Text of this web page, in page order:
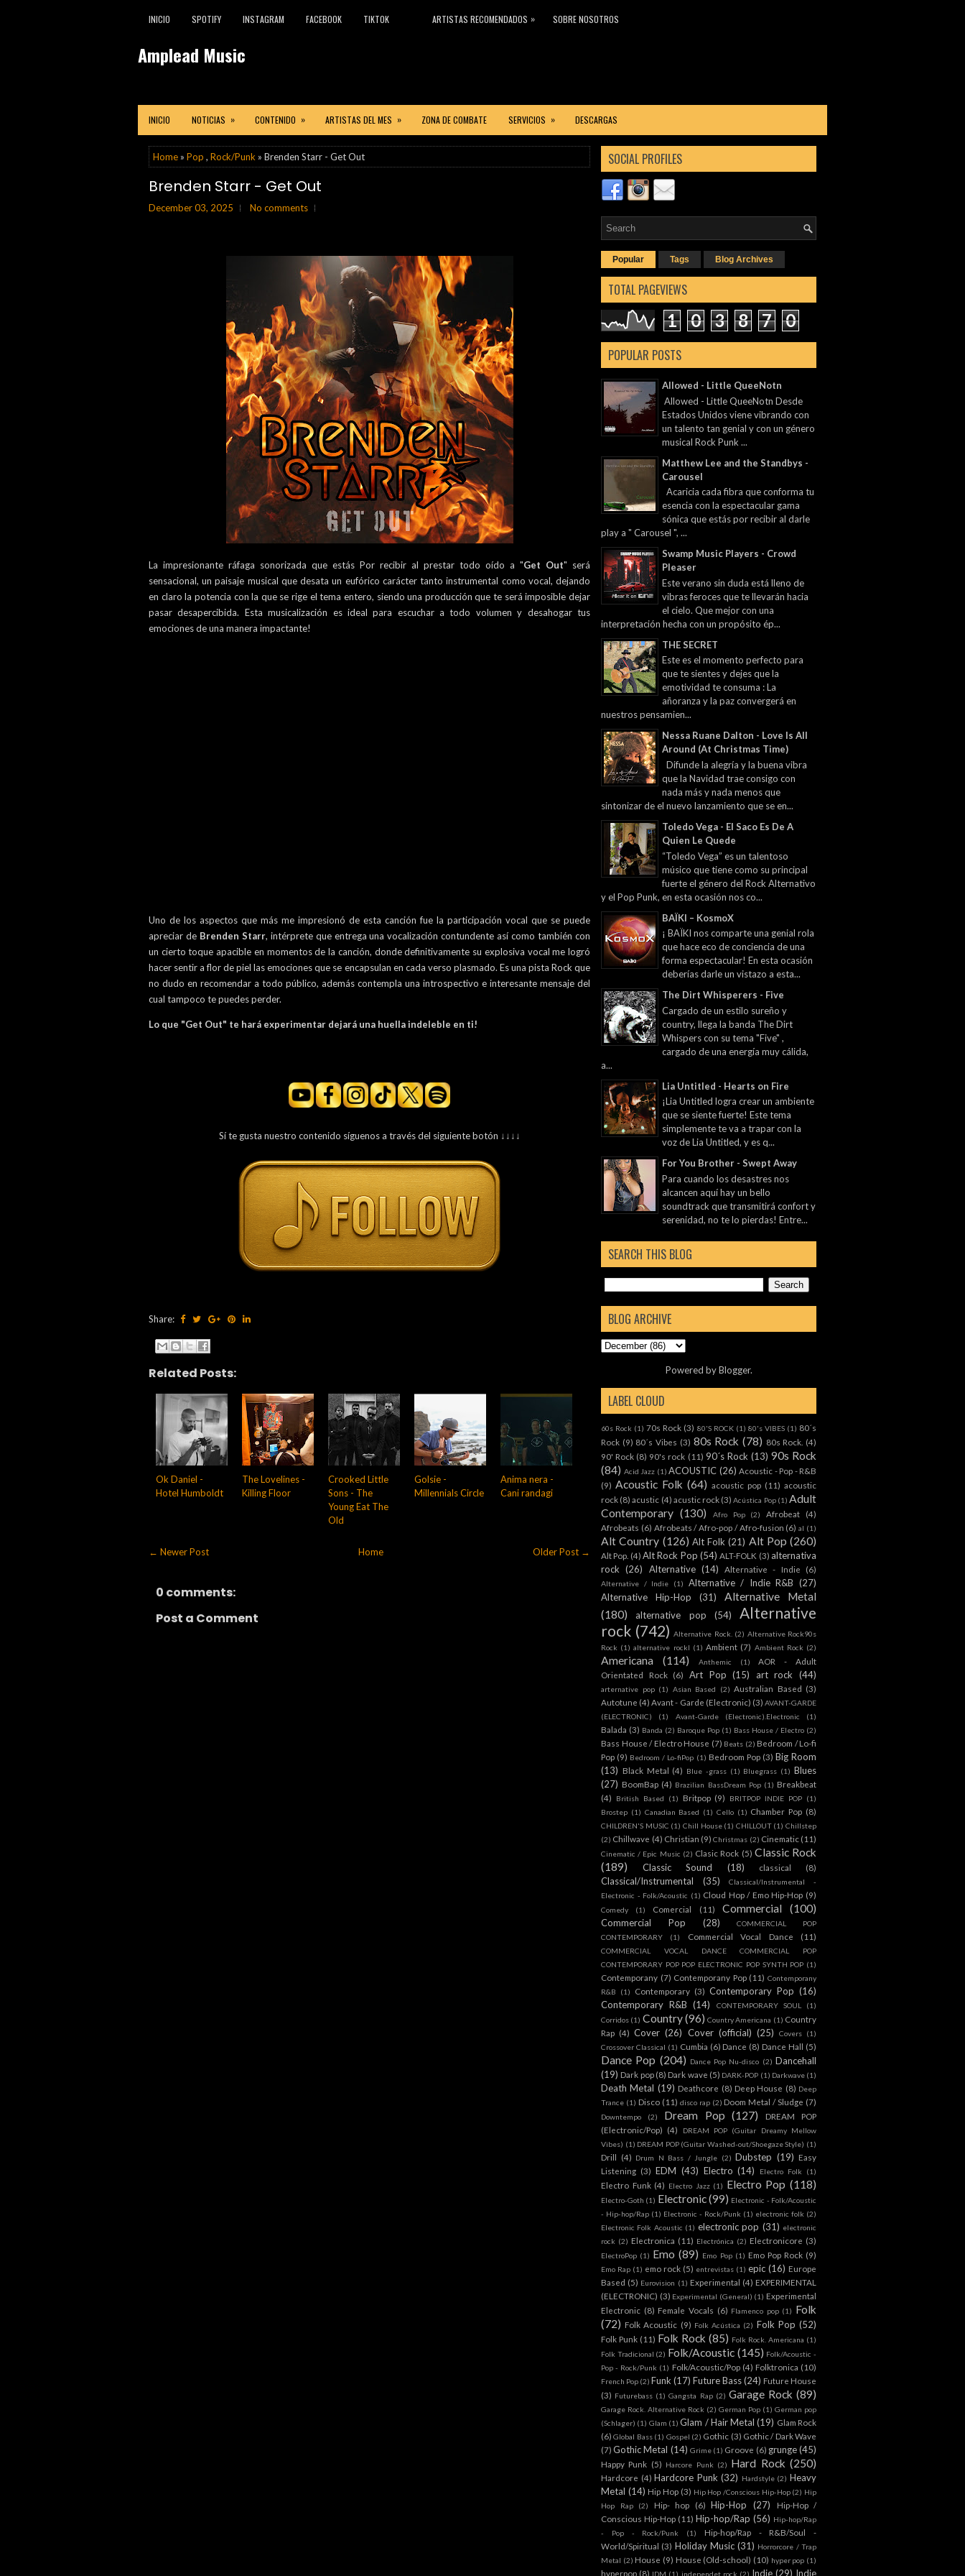
INICIO SPOTIFY INSTAGRAM FACEBOOK TIKTOK ARTISTAS RECOMENDADOS » SOBRE NOSOTROS
Amplead Music
INICIO NOTICIAS » CONTENIDO » ARTISTAS DEL MES » ZONA DE COMBATE SERVICIOS » DESCARGAS
Home » Pop , Rock/Punk » Brenden Starr - Get Out
Brenden Starr - Get Out
December 03, 2025 No comments
La impresionante ráfaga sonorizada que estás Por recibir al prestar todo oído a "Get Out" será
sensacional, un paisaje musical que desata un eufórico carácter tanto instrumental como vocal, dejando
en claro la potencia con la que se rige el tema entero, siendo una producción que te será imposible dejar
pasar desapercibida. Esta musicalización es ideal para escuchar a todo volumen y desahogar tus
emociones de una manera impactante!
Uno de los aspectos que más me impresionó de esta canción fue la participación vocal que se puede
apreciar de Brenden Starr, intérprete que entrega una vocalización contundente así como también con
un cierto toque apacible en momentos de la canción, donde definitivamente su explosiva vocal me logró
hacer sentir a flor de piel las emociones que se encapsulan en cada verso plasmado. Es una pista Rock que
no dudo en recomendar a todo público, además contempla una introspectivo e interesante mensaje del
cual tampoco te puedes perder.
Lo que "Get Out" te hará experimentar dejará una huella indeleble en ti!
Sí te gusta nuestro contenido síguenos a través del siguiente botón ↓↓↓↓
Share:
Related Posts:
Ok Daniel -
Hotel Humboldt
The Lovelines -
Killing Floor
Crooked Little
Sons - The
Young Eat The
Old
Golsie -
Millennials Circle
Anima nera -
Cani randagi
← Newer Post Older Post →
Home
0 comments:
Post a Comment
SOCIAL PROFILES
Popular Tags Blog Archives
TOTAL PAGEVIEWS
1 0 3 8 7 0
POPULAR POSTS
Allowed - Little QueeNotn
Allowed - Little QueeNotn Desde
Estados Unidos viene vibrando con
un talento tan genial y con un género
musical Rock Punk ...
Matthew Lee and the Standbys -
Carousel
Acaricia cada fibra que conforma tu
esencia con la espectacular gama
sónica que estás por recibir al darle
play a " Carousel ", ...
Swamp Music Players - Crowd
Pleaser
Este verano sin duda está lleno de
vibras feroces que te llevarán hacia
el cielo. Que mejor con una
interpretación hecha con un propósito ép...
THE SECRET
Este es el momento perfecto para
que te sientes y dejes que la
emotividad te consuma : La
añoranza y la paz convergerá en
nuestros pensamien...
Nessa Ruane Dalton - Love Is All
Around (At Christmas Time)
Difunde la alegría y la buena vibra
que la Navidad trae consigo con
nada más y nada menos que
sintonizar de el nuevo lanzamiento que se en...
Toledo Vega - El Saco Es De A
Quien Le Quede
“Toledo Vega” es un talentoso
músico que tiene como su principal
fuerte el género del Rock Alternativo
y el Pop Punk, en esta ocasión nos co...
BAÏKI – KosmoX
¡ BAÏKI nos comparte una genial rola
que hace eco de conciencia de una
forma espectacular! En esta ocasión
deberías darle un vistazo a esta...
The Dirt Whisperers - Five
Cargado de un estilo sureño y
country, llega la banda The Dirt
Whispers con su tema "Five" ,
cargado de una energía muy cálida,
a...
Lia Untitled - Hearts on Fire
¡Lia Untitled logra crear un ambiente
que se siente fuerte! Este tema
simplemente te va a trapar con la
voz de Lia Untitled, y es q...
For You Brother - Swept Away
Para cuando los desastres nos
alcancen aquí hay un bello
soundtrack que transmitirá confort y
serenidad, no te lo pierdas! Entre...
SEARCH THIS BLOG
BLOG ARCHIVE
Powered byBlogger.
LABEL CLOUD
60s Rock (1) 70s Rock (3) 80'S ROCK (1) 80's VIBES (1) 80´s
Rock (9) 80´s Vibes (3) 80s Rock (78) 80s Rock. (4)
90' Rock (8) 90's rock (11) 90´s Rock (13) 90s Rock
(84) Acid Jazz (1) ACOUSTIC (26) Acoustic - Pop - R&B
(9) Acoustic Folk (64) acoustic pop (11) acoustic
rock (8) acustic (4) acustic rock (3) Acústica Pop (1) Adult
Contemporary (130) Afro Pop (2) Afrobeat
(4)
Afrobeats (6) Afrobeats / Afro-pop / Afro-fusion (6) al (1)
Alt Country (126) Alt Folk (21) Alt Pop (260)
Alt Pop. (4) Alt Rock Pop (54) ALT-FOLK (3) alternativa
rock (26) Alternative (14) Alternative - Indie (6)
Alternative / Indie (1) Alternative / Indie R&B (27)
Alternative Hip-Hop
(31)
Alternative Metal
(180)
alternative pop (54)
Alternative
rock (742) Alternative Rock. (2) Alternative Rock90s
Rock (1) alternative rockl (1) Ambient (7) Ambient Rock (2)
Americana (114) Anthemic (1)
AOR - Adult
Orientated Rock (6) Art Pop (15) art rock (44)
arternative pop (1) Asian Based (2) Australian Based (3)
Autotune (4) Avant - Garde (Electronic) (3) AVANT-GARDE
(ELECTRONIC)
(1) Avant-Garde (Electronic).Electronic (1)
Balada (3) Banda (2) Baroque Pop (1) Bass House / Electro (2)
Bass House / Electro House (7) Beats (2) Bedroom / Lo-fi
Pop (9) Bedroom / Lo-fiPop (1) Bedroom Pop (3) Big Room
(13) Black Metal (4) Blue -grass (1) Bluegrass (1) Blues
(27) BoomBap (4) Brazilian BassDream Pop (1) Breakbeat
(4)
British Based (1) Britpop (9) BRITPOP INDIE POP (1)
Brostep (1) Canadian Based (1) Cello (1) Chamber Pop (8)
CHILDREN'S MUSIC (1) Chill House (1) CHILLOUT (1) Chillstep
(2) Chillwave (4) Christian (9) Christmas (2) Cinematic (11)
Cinematic / Epic Music (2) Clasic Rock (5) Classic Rock
(189)
Classic Sound (18) classical (8)
Classical/Instrumental (35)
Classical/Instrumental -
Electronic - Folk/Acoustic (1) Cloud Hop / Emo Hip-Hop (9)
Comedy (1) Comercial (11) Commercial (100)
Commercial Pop (28)
COMMERCIAL POP
CONTEMPORARY
(1) Commercial Vocal Dance (11)
COMMERCIAL VOCAL DANCE COMMERCIAL POP
CONTEMPORARY POP POP ELECTRONIC POP SYNTH POP (1)
Contemporany (7) Contemporany Pop (11) Contemporany
R&B
(1) Contemporary (3) Contemporary Pop (16)
Contemporary R&B (14) CONTEMPORARY SOUL
(1)
Corridos (1) Country(96) Country Americana (1) Country
Rap (4) Cover (26) Cover (official) (25) Covers (1)
Crossover Classical (1) Cumbia (6) Dance (8) Dance Hall (5)
Dance Pop (204) Dance Pop Nu-disco (2) Dancehall
(19) Dark pop (8) Dark wave (5) DARK-POP (1) Darkwave (1)
Death Metal (19) Deathcore (8) Deep House (8) Deep
Trance (1) Disco (11) disco rap (2) Doom Metal / Sludge (7)
Downtempo (2) Dream Pop (127)
DREAM POP
(Electronic/Pop) (4)
DREAM POP (Guitar Dreamy Mellow
Vibes) (1) DREAM POP (Guitar Washed-out/Shoegaze Style) (1)
Drill (4) Drum N Bass / Jungle (2) Dubstep (19) Easy
Listening (3) EDM (43) Electro (14) Electro Folk (1)
Electro Funk (4) Electro Jazz (1) Electro Pop (118)
Electro-Goth (1) Electronic(99) Electronic - Folk/Acoustic
- Hip-hop/Rap (1) Electronic - Rock/Punk (1) electronic folk (2)
Electronic Folk Acoustic (1) electronic pop (31) electronic
rock (2) Electronica (11) Electrónica (2) Electronicore (3)
ElectroPop (1) Emo (89) Emo Pop (1) Emo Pop Rock (9)
Emo Rap (1) emo rock (5) entrevistas (1) epic (16) Europe
Based (5) Eurovision (1) Experimental (4) EXPERIMENTAL
(ELECTRONIC) (3) Experimental (General) (1) Experimental
Electronic (8) Female Vocals (6) Flamenco pop (1) Folk
(72) Folk Acoustic (9) Folk Acústica (2) Folk Pop (52)
Folk Punk (11) Folk Rock (85) Folk Rock. Americana (1)
Folk Tradicional (2) Folk/Acoustic (145) Folk/Acoustic -
Pop - Rock/Punk (1) Folk/Acoustic/Pop (4) Folktronica (10)
French Pop (2) Funk (17) Future Bass(24) Future House
(3) Futurebass (1) Gangsta Rap (2) Garage Rock (89)
Garage Rock. Alternative Rock (2) German Pop (1) German pop
(Schlager) (1) Glam (1) Glam / Hair Metal (19) Glam Rock
(6) Global Bass (1) Gospel (2) Gothic (3) Gothic / Dark Wave
(7) Gothic Metal (14) Grime (1) Groove (6) grunge (45)
Happy Punk (5) Harcore Punk (2) Hard Rock (250)
Hardcore (4) Hardcore Punk (32) Hardstyle (2) Heavy
Metal (14) Hip Hop (3) Hip Hop /Conscious Hip-Hop (2) Hip
Hop Rap
(2) Hip- hop (6) Hip-Hop (27)
Hip-Hop /
Conscious Hip-Hop (11) Hip-hop/Rap (56) Hip-hop/Rap
- Pop - Rock/Punk
(1)
Hip-hop/Rap - R&B/Soul -
World/Spiritual (3) Holiday Music (31) Horrorcore / Trap
Metal (2) House (9) House (Old-school) (10) hyper pop (1)
hyperpop (8) IDM (1) independet rock (2) Indie (29) Indie